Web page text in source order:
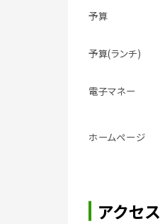
予算
予算(ランチ)
電子マネー
ホームページ
アクセス